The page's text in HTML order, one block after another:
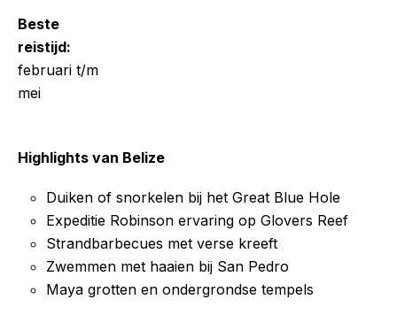
Beste
reistijd:
februari t/m
mei
Highlights van Belize
Duiken of snorkelen bij het Great Blue Hole
Expeditie Robinson ervaring op Glovers Reef
Strandbarbecues met verse kreeft
Zwemmen met haaien bij San Pedro
Maya grotten en ondergrondse tempels